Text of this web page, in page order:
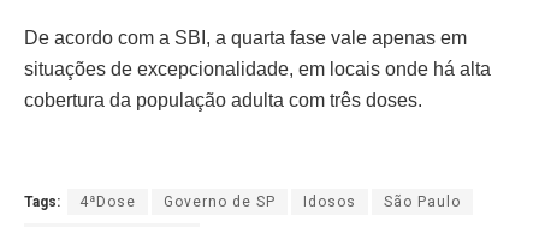
De acordo com a SBI, a quarta fase vale apenas em
situações de excepcionalidade, em locais onde há alta
cobertura da população adulta com três doses.
Tags: 4ªDose Governo de SP Idosos São Paulo